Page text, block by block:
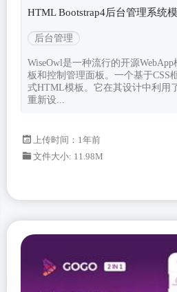
HTML Bootstrap4后台管理系统
后台管理
WiseOwl是一种流行的开源
板和控制管理面板。一个基于CSS
式HTML模板。它在其设计中利用
重新设...
上传时间：1年前
文件大小: 11.98M